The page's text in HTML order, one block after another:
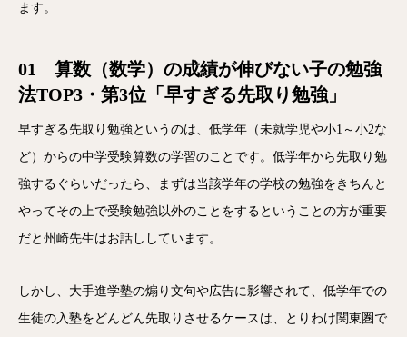
ます。
01 算数（数学）の成績が伸びない子の勉強
法TOP3・第3位「早すぎる先取り勉強」
早すぎる先取り勉強というのは、低学年（未就学児や小1～小2な
ど）からの中学受験算数の学習のことです。低学年から先取り勉
強するぐらいだったら、まずは当該学年の学校の勉強をきちんと
やってその上で受験勉強以外のことをするということの方が重要
だと州崎先生はお話ししています。
しかし、大手進学塾の煽り文句や広告に影響されて、低学年での
生徒の入塾をどんどん先取りさせるケースは、とりわけ関東圏で